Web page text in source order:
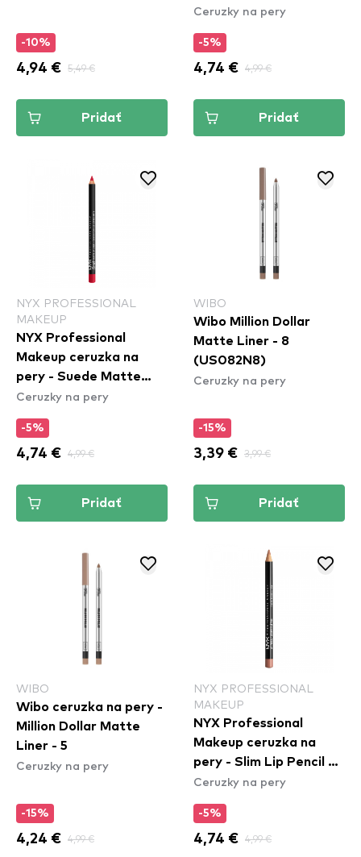
-10%
4,94 € 5,49 €
Pridať
Peekaboo Neutral
Ceruzky na pery
-5%
4,74 € 4,99 €
Pridať
NYX PROFESSIONAL
MAKEUP
NYX Professional
Makeup ceruzka na
pery - Suede Matte
Lipliner - Spicy
Ceruzky na pery
-5%
4,74 € 4,99 €
Pridať
WIBO
Wibo Million Dollar
Matte Liner - 8
(US082N8)
Ceruzky na pery
-15%
3,39 € 3,99 €
Pridať
WIBO
Wibo ceruzka na pery -
Million Dollar Matte
Liner - 5
Ceruzky na pery
-15%
4,24 € 4,99 €
NYX PROFESSIONAL
MAKEUP
NYX Professional
Makeup ceruzka na
pery - Slim Lip Pencil –
Natural (SPL810)
Ceruzky na pery
-5%
4,74 € 4,99 €